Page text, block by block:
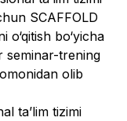
SCAFFOLD
bo‘yicha
seminar-trening
olib
ta’lim tizimi